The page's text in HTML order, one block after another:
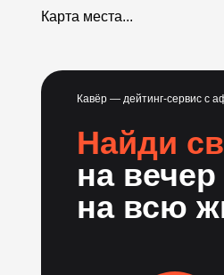
Карта места...
Кавёр — дейтинг-сервис с
Найди
на
на всю